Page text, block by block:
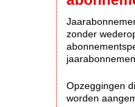
zonder
Opzeggingen
worden